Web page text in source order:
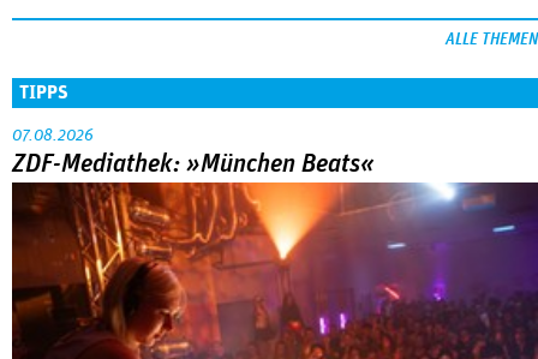
80 Jahre DEFA
Christopher Nolan – Was bleibt, was nervt
ALLE THEMEN
07.08.2026
ZDF-Mediathek: »München Beats«